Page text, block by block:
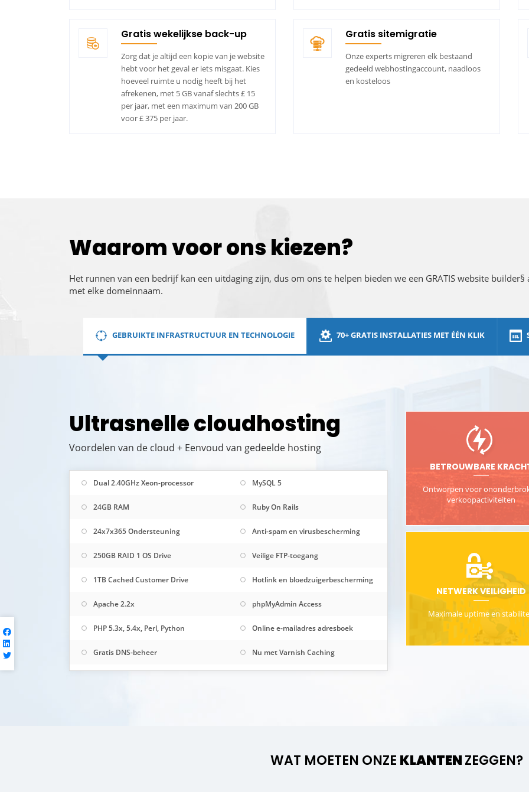
Gratis wekelijkse back-up
Zorg dat je altijd een kopie van je website
hebt voor het geval er iets misgaat. Kies
hoeveel ruimte u nodig heeft bij het
afrekenen, met 5 GB vanaf slechts £ 15
per jaar, met een maximum van 200 GB
voor £ 375 per jaar.
Gratis sitemigratie
Onze experts migreren elk bestaand
gedeeld webhostingaccount, naadloos
en kosteloos
Waarom voor ons kiezen?
Het runnen van een bedrijf kan een uitdaging zijn, dus om ons te helpen bieden we een GRATIS website builder§
met elke domeinnaam.
GEBRUIKTE INFRASTRUCTUUR EN TECHNOLOGIE 70+ GRATIS INSTALLATIES MET ÉÉN KLIK
Ultrasnelle cloudhosting
Voordelen van de cloud + Eenvoud van gedeelde hosting
Dual 2.40GHz Xeon-processor
24GB RAM
24x7x365 Ondersteuning
250GB RAID 1 OS Drive
1TB Cached Customer Drive
Apache 2.2x
PHP 5.3x, 5.4x, Perl, Python
Gratis DNS-beheer
MySQL 5
Ruby On Rails
Anti-spam en virusbescherming
Veilige FTP-toegang
Hotlink en bloedzuigerbescherming
phpMyAdmin Access
Online e-mailadres adresboek
Nu met Varnish Caching
BETROUWBARE
Ontworpen voor
verkoopactiviteiten
NETWERK VEILIGHEID
Maximale uptime en
WAT MOETEN ONZE KLANTENZEGGEN?